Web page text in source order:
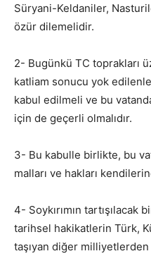
Süryani-Keldaniler,
özür dilemelidir.
2- Bugünkü TC toprakları
katliam sonucu yok
kabul edilmeli ve bu
için de geçerli olmalıdır.
3- Bu kabulle birlikte, bu
malları ve hakları
4- Soykırımın tartışılacak
tarihsel hakikatlerin Türk,
taşıyan diğer milliyetlerden